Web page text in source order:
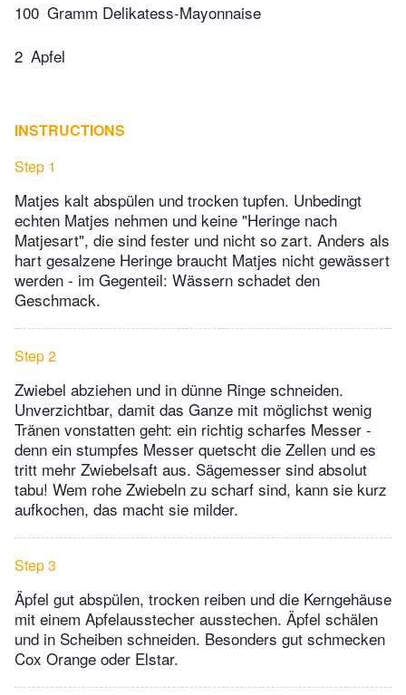
100 Gramm Delikatess-Mayonnaise
2 Apfel
INSTRUCTIONS
Step 1
Matjes kalt abspülen und trocken tupfen. Unbedingt
echten Matjes nehmen und keine "Heringe nach
Matjesart", die sind fester und nicht so zart. Anders als
hart gesalzene Heringe braucht Matjes nicht gewässert
werden - im Gegenteil: Wässern schadet den
Geschmack.
Step 2
Zwiebel abziehen und in dünne Ringe schneiden.
Unverzichtbar, damit das Ganze mit möglichst wenig
Tränen vonstatten geht: ein richtig scharfes Messer -
denn ein stumpfes Messer quetscht die Zellen und es
tritt mehr Zwiebelsaft aus. Sägemesser sind absolut
tabu! Wem rohe Zwiebeln zu scharf sind, kann sie kurz
aufkochen, das macht sie milder.
Step 3
Äpfel gut abspülen, trocken reiben und die Kerngehäuse
mit einem Apfelausstecher ausstechen. Äpfel schälen
und in Scheiben schneiden. Besonders gut schmecken
Cox Orange oder Elstar.